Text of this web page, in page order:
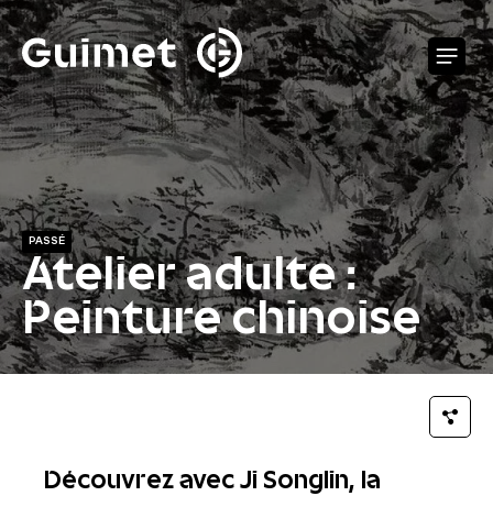
PASSÉ
Atelier adulte :
Peinture chinoise
Découvrez avec Ji Songlin, la
Panneau de gestion des cookies